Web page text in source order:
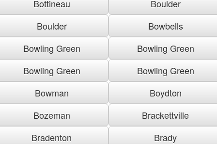
Bottineau
Boulder
Boulder
Bowbells
Bowling Green
Bowling Green
Bowling Green
Bowling Green
Bowman
Boydton
Bozeman
Brackettville
Bradenton
Brady